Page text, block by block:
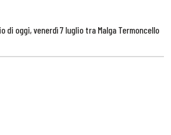
di oggi, venerdì 7 luglio tra Malga Termoncello